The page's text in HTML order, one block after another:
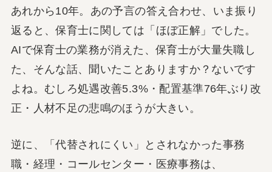
あれから10年。あの予言の答え合わせ、いま振り
返ると、保育士に関しては「ほぼ正解」でした。
AIで保育士の業務が消えた、保育士が大量失職し
た、そんな話、聞いたことありますか？ないです
よね。むしろ処遇改善5.3%・配置基準76年ぶり改
正・人材不足の悲鳴のほうが大きい。
逆に、「代替されにくい」とされなかった事務
職・経理・コールセンター・医療事務は、